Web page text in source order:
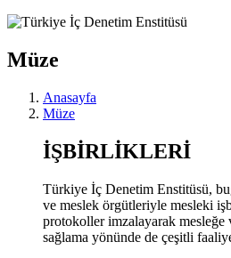
Müze
Anasayfa
Müze
İŞBİRLİKLERİ
Türkiye İç Denetim Enstitüsü,
ve meslek örgütleriyle mesleki
protokoller imzalayarak mesleğe
sağlama yönünde de çeşitli